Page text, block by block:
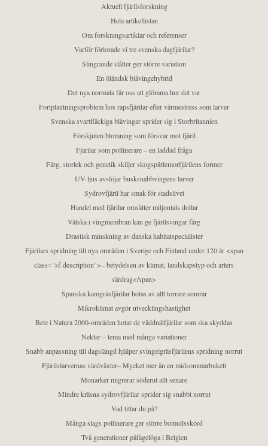
Aktuell fjärilsforskning
Hela artikellistan
Om forskningsartiklar och referenser
Varför förlorade vi tre svenska dagfjärilar?
Slingrande slåtter ger större variation
En öländsk blåvingehybrid
Det nya normala får oss att glömma hur det var
Fortplantningsproblem hos rapsfjärilar efter värmestress som larver
Svenska svartfläckiga blåvingar sprider sig i Storbritannien
Förskjuten blomning som försvar mot fjäril
Fjärilar som pollinerare – en laddad fråga
Färg, storlek och genetik skiljer skogspärlemorfjärilens former
UV-ljus avslöjar busksnabbvingens larver
Sydrovfjäril har smak för stadslivet
Handel med fjärilar omsätter miljontals dollar
Vätska i vingmembran kan ge fjärilsvingar färg
Drastisk minskning av danska habitatspecialister
Fjärilars spridning till nya områden i Sverige och Finland under 120 år <span
class="sf-description">– betydelsen av klimat, landskapstyp och arters
särdrag</span>
Spanska kamgräsfjärilar hotas av allt torrare somrar
Mikroklimat avgör utvecklingshastighet
Bete i Natura 2000-områden hotar de väddnätfjärilar som ska skyddas
Nektar – tema med många variationer
Snabb anpassning till dagslängd hjälper svingelgräsfjärilens spridning norrut
Fjärilslarvernas värdväxter– Mycket mer än en midsommarbukett
Monarker migrerar söderut allt senare
Mindre kräsna sydrovfjärilar sprider sig snabbt norrut
Vad tittar du på?
Många slags pollinerare ger större bomullsskörd
Två generationer påfågelöga i Belgien